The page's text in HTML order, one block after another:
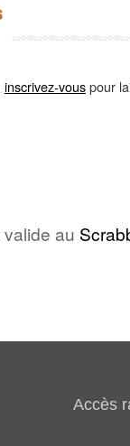
inscrivez-vouspour
au
Accès